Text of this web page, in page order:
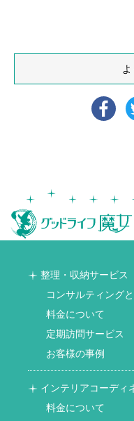
整理・収納サービス
コンサルティング
料金について
定期訪問サービス
お客様の事例
インテリアコーディ
料金について